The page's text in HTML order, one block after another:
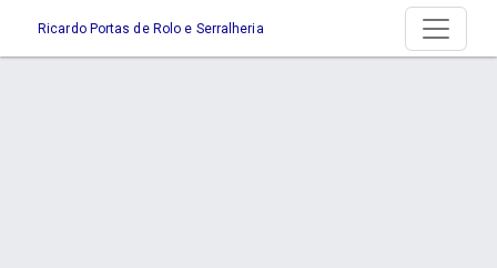
Ricardo Portas de Rolo e Serralheria